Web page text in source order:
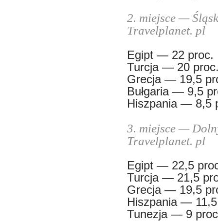
2. miejsce —
Travelplanet. pl
Egipt — 22 proc.
Turcja — 20
Grecja — 19,5
Bułgaria — 9,5
Hiszpania — 8,5
3. miejsce —
Travelplanet. pl
Egipt — 22,5
Turcja — 21,5
Grecja — 19,5
Hiszpania —
Tunezja — 9